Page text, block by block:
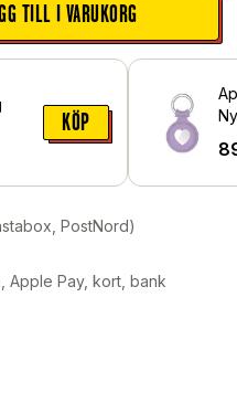
TILL I VARUKORG
KÖP
PostNord)
Apple Pay, kort, bank